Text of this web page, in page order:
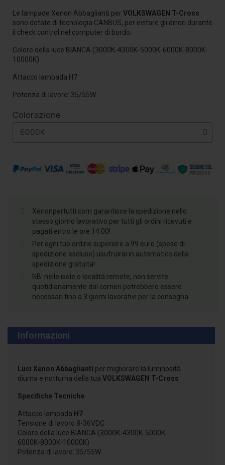
Le lampade Xenon Abbaglianti per VOLKSWAGEN T-Cross
sono dotate di tecnologia CANBUS, per evitare gli errori durante
il check control nel computer di bordo.
Colore della luce BIANCA (3000K-4300K-5000K-6000K-8000K-
10000K)
Attacco lampada H7
Potenza di lavoro: 35/55W
Colorazione
Xenonpertutti.com garantisce la spedizione nello
stesso giorno lavorativo per tutti gli ordini ricevuti e
pagati entro le ore 14:00!
Per ogni tuo ordine superiore a 99 euro (spese di
spedizione escluse) usufruirai in automatico della
spedizione gratuita!
NB: nelle isole o località remote, non servite
quotidianamente dai corrieri potrebbero essere
necessari fino a 3 giorni lavorativi per la consegna.
Informazioni
Luci Xenon Abbaglianti per migliorare la luminosità
diurna e notturna della tua VOLKSWAGEN T-Cross
Specifiche Tecniche
Attacco lampada H7
Tensione di lavoro 8-36VDC
Colore della luce BIANCA (3000K-4300K-5000K-
6000K-8000K-10000K)
Potenza di lavoro: 35/55W